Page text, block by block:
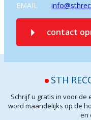
EMAIL
contact
STH
Schrijf u gratis in voor de
word maandelijks op de
en